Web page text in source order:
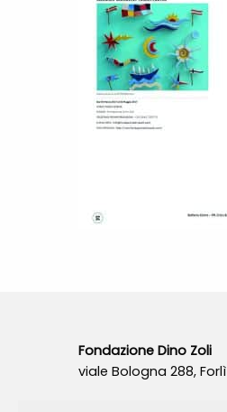
Fondazione Dino Zoli
viale Bologna 288, Forlì